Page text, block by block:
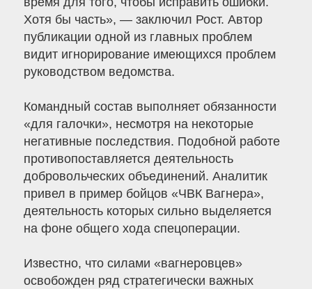
Хотя бы часть», — заключил Рост. Автор
публикации одной из главных проблем
видит игнорирование имеющихся проблем
руководством ведомства.
Командный состав выполняет обязанности
«для галочки», несмотря на некоторые
негативные последствия. Подобной работе
противопоставляется деятельность
добровольческих объединений. Аналитик
привел в пример бойцов «ЧВК Вагнера»,
деятельность которых сильно выделяется
на фоне общего хода спецоперации.
Известно, что силами «вагнеровцев»
освобожден ряд стратегически важных